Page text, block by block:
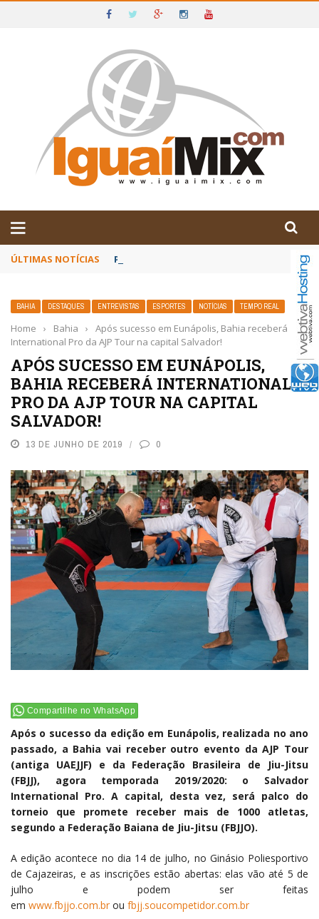
IGUAÍ E SUDOESTE DA BAHIA
ÚLTIMAS NOTÍCIAS Poetas baianos representam o Brasil no
BAHIA DESTAQUES ENTREVISTAS ESPORTES NOTÍCIAS TEMPO REAL
Home › Bahia ›
Após sucesso em Eunápolis, Bahia receberá
International Pro da AJP Tour na capital Salvador!
APÓS SUCESSO EM EUNÁPOLIS,
BAHIA RECEBERÁ INTERNATIONAL
PRO DA AJP TOUR NA CAPITAL
SALVADOR!
13 DE JUNHO DE 2019 0
Compartilhe no WhatsApp
Após o sucesso da edição em Eunápolis, realizada no ano
passado, a Bahia vai receber outro evento da AJP Tour
(antiga UAEJJF) e da Federação Brasileira de Jiu-Jitsu
(FBJJ), agora temporada 2019/2020: o Salvador
International Pro. A capital, desta vez, será palco do
torneio que promete receber mais de 1000 atletas,
segundo a Federação Baiana de Jiu-Jitsu (FBJJO).
A edição acontece no dia 14 de julho, no Ginásio Poliesportivo
de Cajazeiras, e as inscrições estão abertas: elas vão até 5 de
julho e podem ser feitas
em www.fbjjo.com.br ou fbjj.soucompetidor.com.br